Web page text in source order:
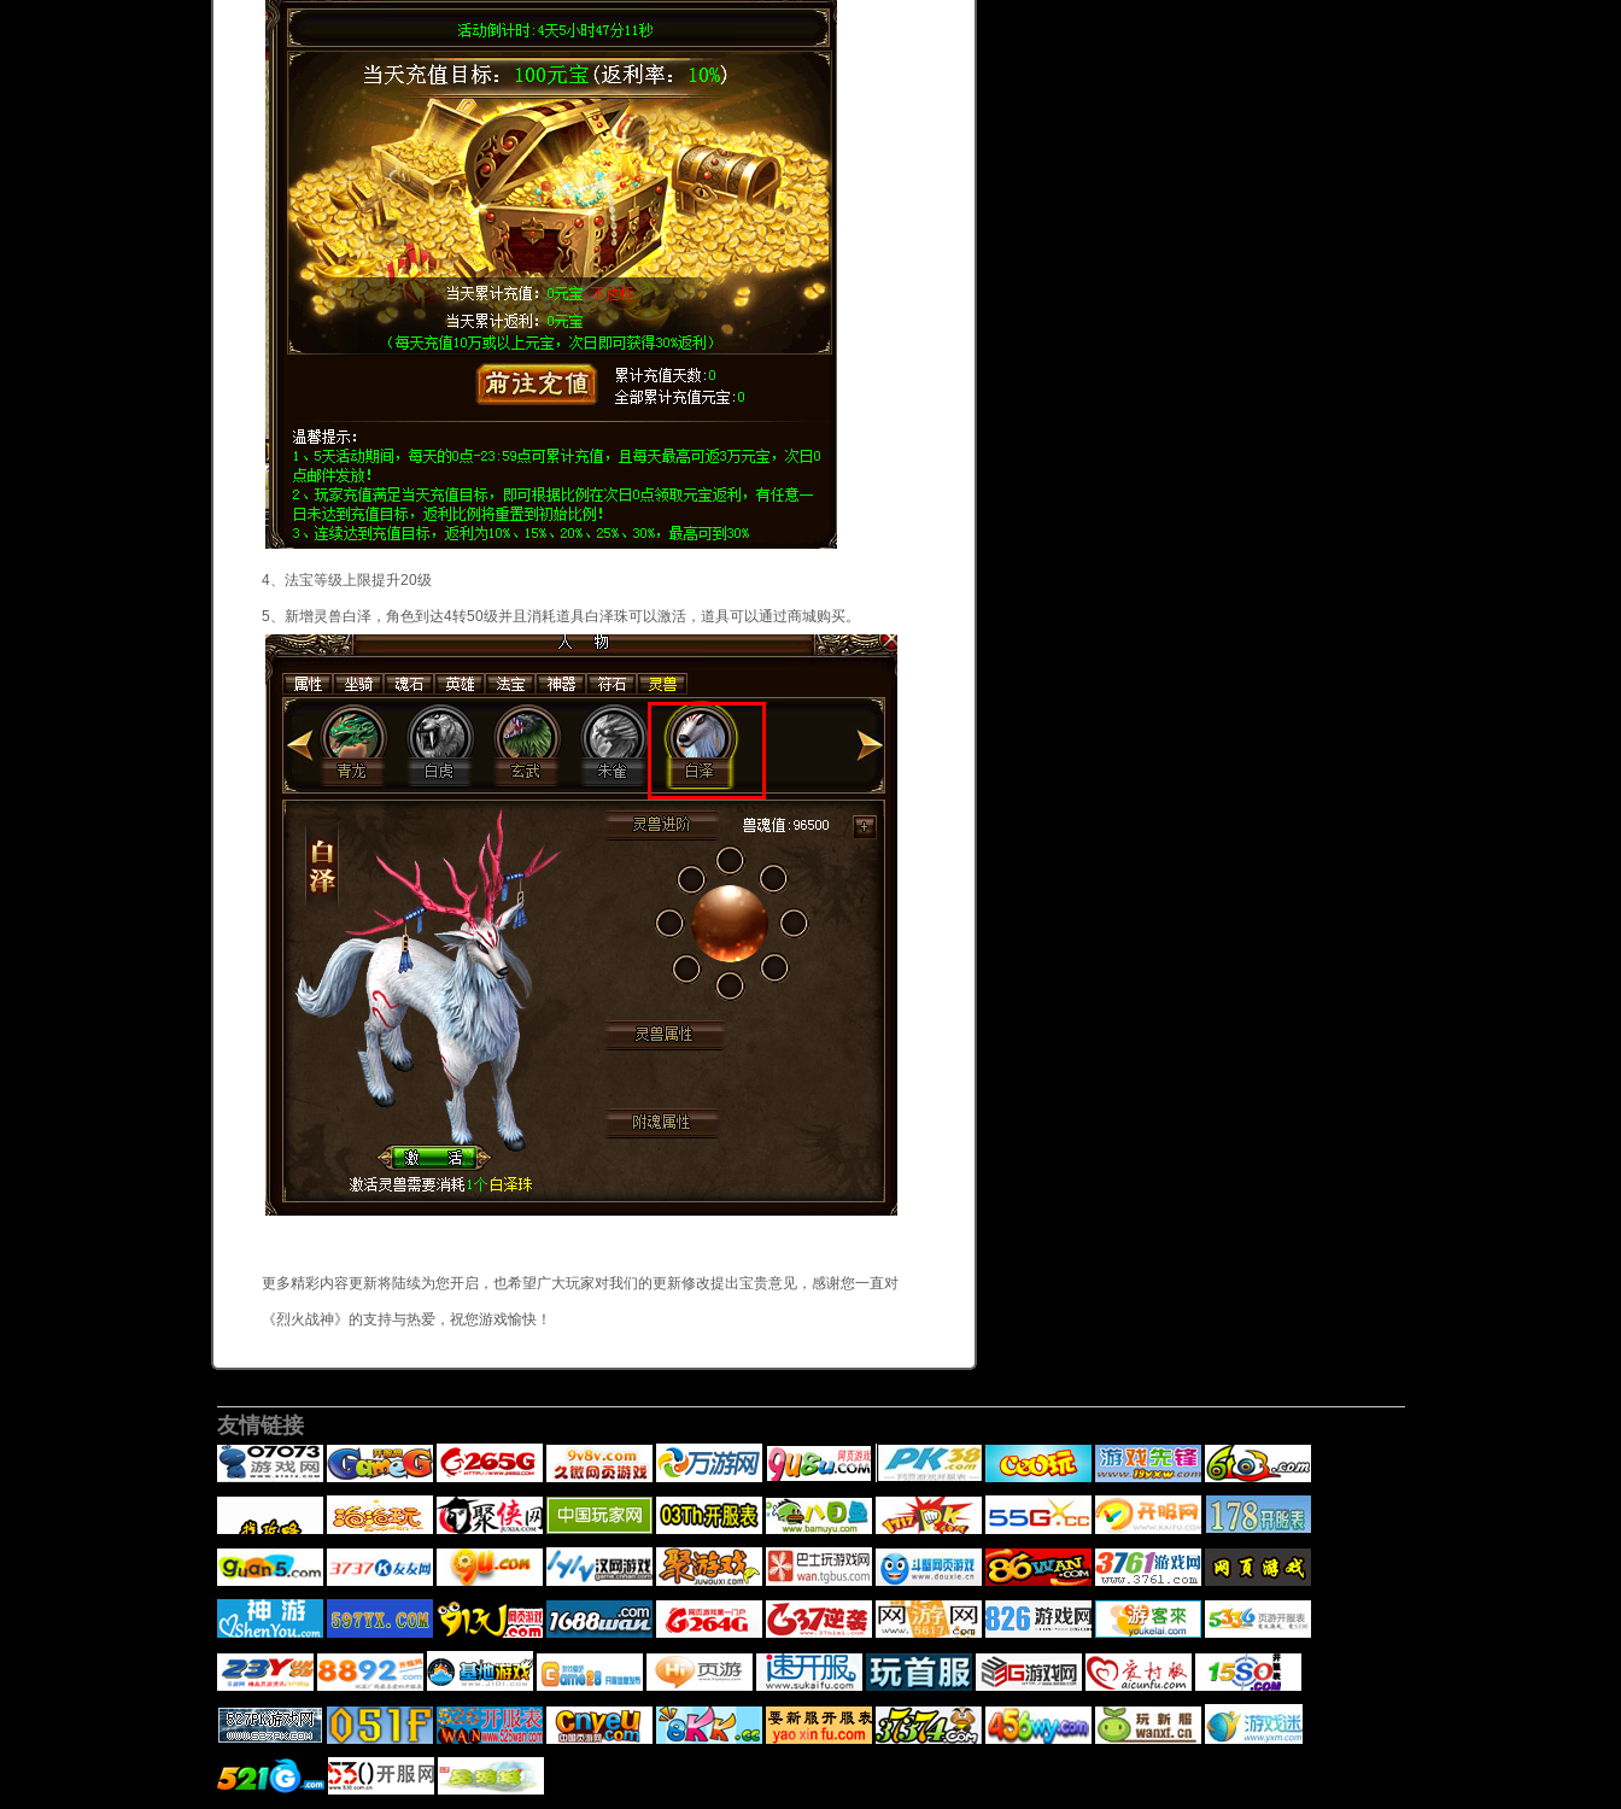
4、法宝等级上限提升20级
5、新增灵兽白泽，角色到达4转50级并且消耗道具白泽珠可以激活，道具可以通过商城购买。
更多精彩内容更新将陆续为您开启，也希望广大玩家对我们的更新修改提出宝贵意见，感谢您一直对
《烈火战神》的支持与热爱，祝您游戏愉快！
友情链接